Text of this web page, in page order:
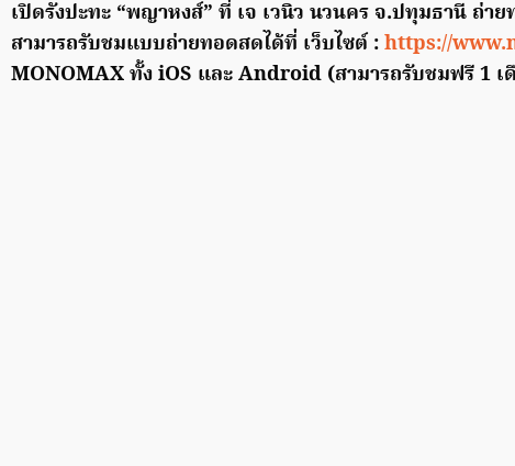
เปิดรังปะทะ “พญาหงส์” ที่ เจ เวนิว นวนคร จ.ปทุมธานี ถ่าย
สามารถรับชมแบบถ่ายทอดสดได้ที่ เว็บไซต์ :https://
MONOMAX ทั้ง iOS และ Android (สามารถรับชมฟรี 1